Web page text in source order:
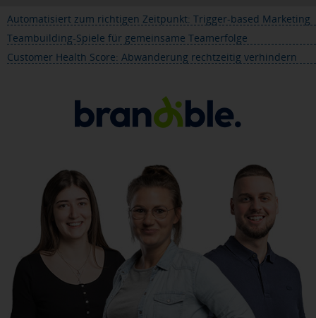
Automatisiert zum richtigen Zeitpunkt: Trigger-based Marketing
Teambuilding-Spiele für gemeinsame Teamerfolge
Customer Health Score: Abwanderung rechtzeitig verhindern